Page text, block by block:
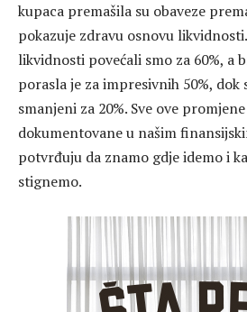
kupaca premašila su obaveze
pokazuje zdravu osnovu
likvidnosti povećali smo za 60%,
porasla je za impresivnih 50%,
smanjeni za 20%. Sve ove
dokumentovane u našim
potvrđuju da znamo gdje idemo i
stignemo.